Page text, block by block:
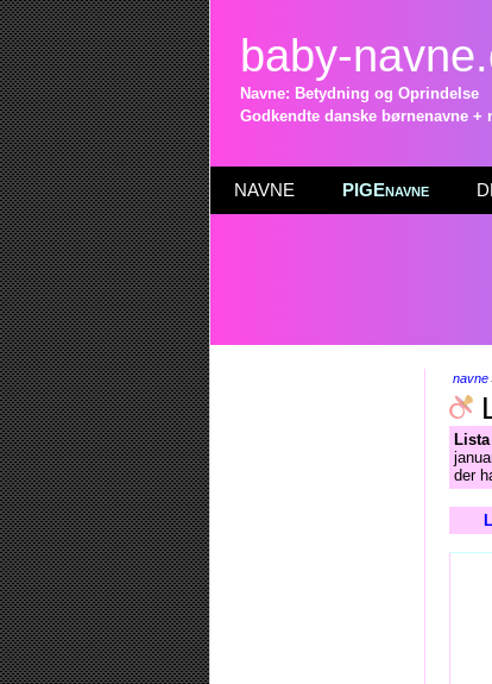
baby-
Navne: Betydning og Oprindelse
Godkendte danske børnenavne
NAVNE PIGEnavne
navne
Lista
der